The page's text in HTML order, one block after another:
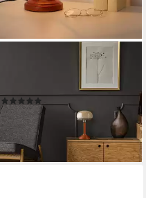
Tischleuchte Tischlampe
59,99 € UVP 99,99 €
-40%
lieferbar - in 3-4 Werktagen bei dir